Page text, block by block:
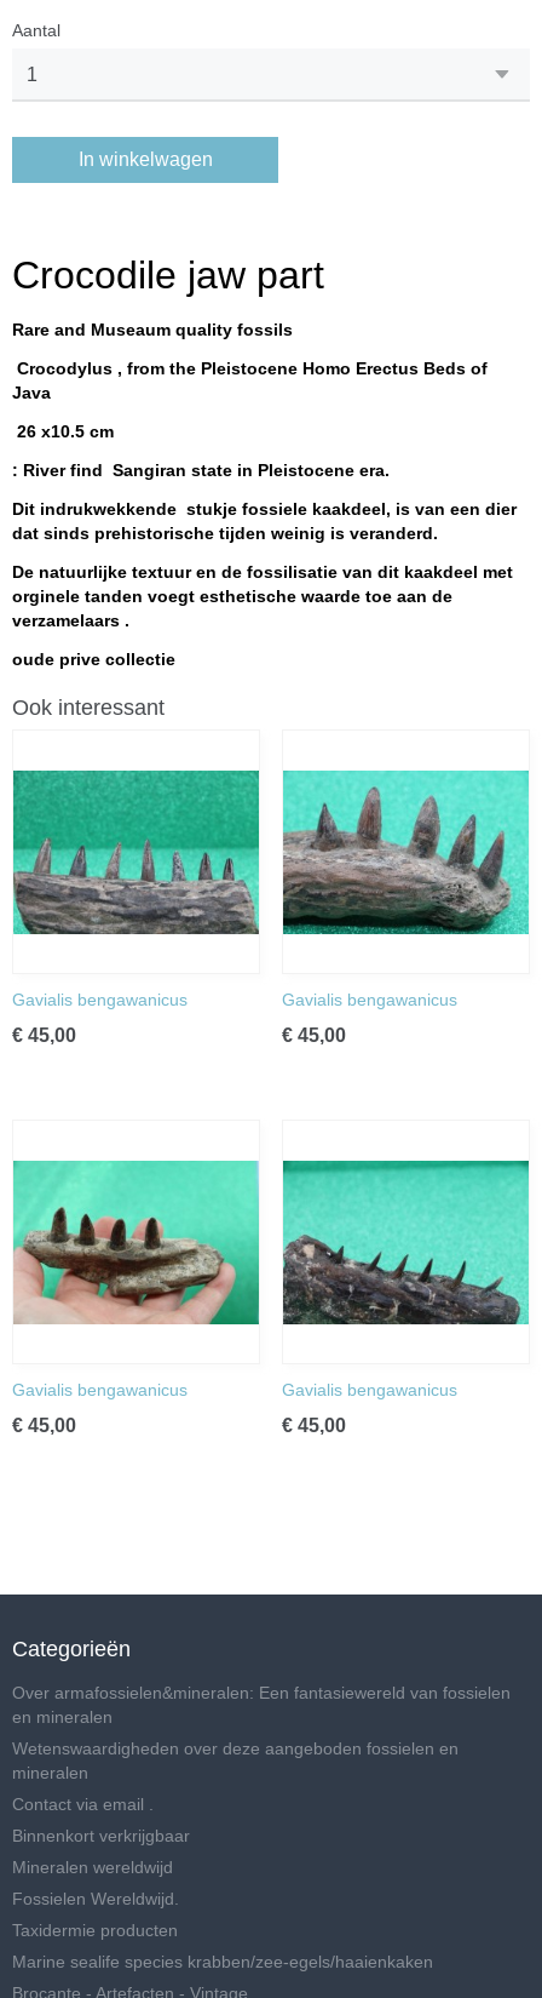
Aantal
In winkelwagen
Crocodile jaw part
Rare and Museaum quality fossils
Crocodylus , from the Pleistocene Homo Erectus Beds of
Java
26 x10.5 cm
: River find Sangiran state in Pleistocene era.
Dit indrukwekkende stukje fossiele kaakdeel, is van een dier
dat sinds prehistorische tijden weinig is veranderd.
De natuurlijke textuur en de fossilisatie van dit kaakdeel met
orginele tanden voegt esthetische waarde toe aan de
verzamelaars .
oude prive collectie
Ook interessant
Gavialis bengawanicus
€ 45,00
Gavialis bengawanicus
€ 45,00
Gavialis bengawanicus
€ 45,00
Gavialis bengawanicus
€ 45,00
Categorieën
Over armafossielen&mineralen: Een fantasiewereld van fossielen
en mineralen
Wetenswaardigheden over deze aangeboden fossielen en
mineralen
Contact via email .
Binnenkort verkrijgbaar
Mineralen wereldwijd
Fossielen Wereldwijd.
Taxidermie producten
Marine sealife species krabben/zee-egels/haaienkaken
Brocante - Artefacten - Vintage